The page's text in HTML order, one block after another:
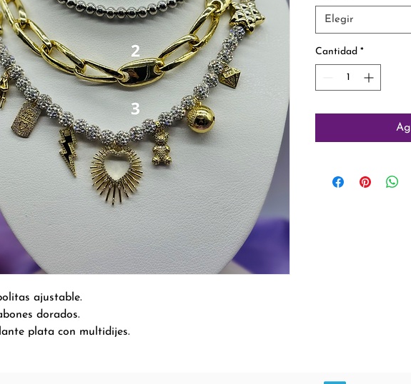
ajustable.
dorados.
plata con multidijes.
Elegir
Cantidad *